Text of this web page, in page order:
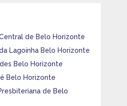
de Belo Horizonte
Lagoinha Belo Horizonte
Belo Horizonte
Belo Horizonte
de Belo